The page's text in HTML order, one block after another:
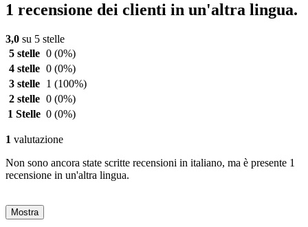
1 recensione dei clienti in un'altra lingua.
3,0 su 5 stelle
5 stelle 0 (0%)
4 stelle 0 (0%)
3 stelle
1 (100%)
2 stelle 0 (0%)
1 Stelle 0 (0%)
1 valutazione
Non sono ancora state scritte recensioni in italiano, ma è presente 1
recensione in un'altra lingua.
Mostra